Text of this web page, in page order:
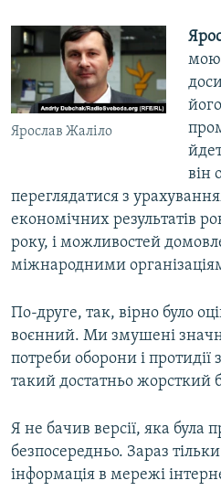
Ярослав Жаліло
мою
він
переглядатися з
економічних результатів
року, і можливостей
міжнародними
По-друге, так, вірно було
воєнний. Ми змушені
потреби оборони і протидії
такий достатньо жорсткий
Я не бачив версії, яка була
безпосередньо. Зараз
інформація в мережі